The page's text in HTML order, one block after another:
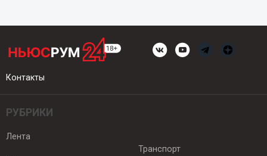
Контакты
РУБРИКИ
Лента
Транспорт